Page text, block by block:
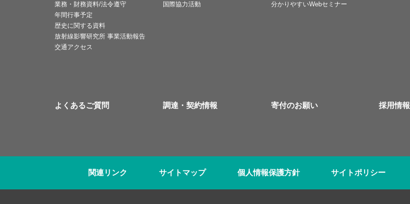
業務・財務資料/法令遵守
年間行事予定
歴史に関する資料
放射線影響研究所 事業活動報告
交通アクセス
国際協力活動
分かりやすいWebセミナー
よくあるご質問 調達・契約情報 寄付のお願い 採用情報
関連リンク サイトマップ 個人情報保護方針 サイトポリシー